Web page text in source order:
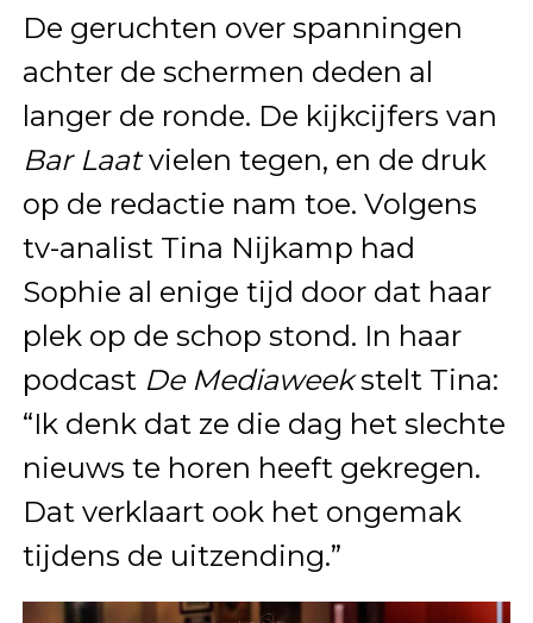
De geruchten over spanningen
achter de schermen deden al
langer de ronde. De kijkcijfers van
Bar Laatvielen tegen, en de druk
op de redactie nam toe. Volgens
tv-analist Tina Nijkamp had
Sophie al enige tijd door dat haar
plek op de schop stond. In haar
podcast De Mediaweekstelt Tina:
“Ik denk dat ze die dag het slechte
nieuws te horen heeft gekregen.
Dat verklaart ook het ongemak
tijdens de uitzending.”